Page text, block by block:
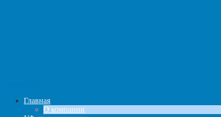
Главная
О компании